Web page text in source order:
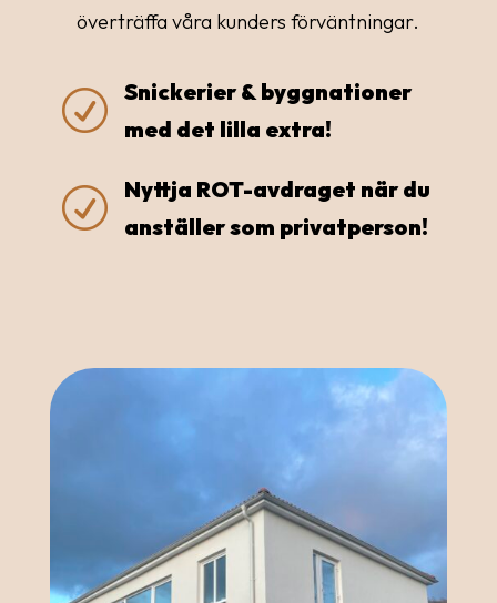
överträffa våra kunders förväntningar.
R
Snickerier & byggnationer
med det lilla extra!
R
Nyttja ROT-avdraget när du
anställer som privatperson!